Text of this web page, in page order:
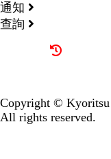
通知
查詢
Copyright © Kyoritsu
All rights reserved.